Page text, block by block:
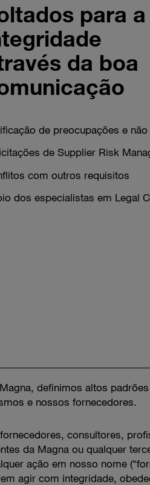
para a
da boa
de preocupações e
de Supplier Risk
com outros requisitos
dos especialistas em Legal
definimos altos
e nossos fornecedores.
consultores,
da Magna ou qualquer
ação em nosso nome
agir com integridade,